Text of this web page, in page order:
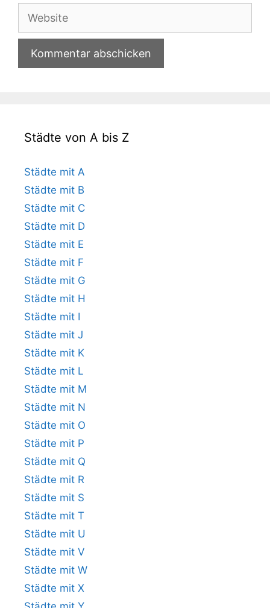
Adresse
Website
Städte von A bis Z
Städte mit A
Städte mit B
Städte mit C
Städte mit D
Städte mit E
Städte mit F
Städte mit G
Städte mit H
Städte mit I
Städte mit J
Städte mit K
Städte mit L
Städte mit M
Städte mit N
Städte mit O
Städte mit P
Städte mit Q
Städte mit R
Städte mit S
Städte mit T
Städte mit U
Städte mit V
Städte mit W
Städte mit X